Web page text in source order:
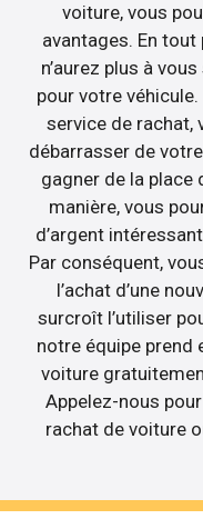
voiture, vous
avantages. En tout
n’aurez plus à
pour votre
service de rachat,
débarrasser de
gagner de la place
manière, vous
d’argent
Par conséquent,
l’achat d’une
surcroît l’utiliser
notre équipe prend
voiture
Appelez-nous
rachat de voiture